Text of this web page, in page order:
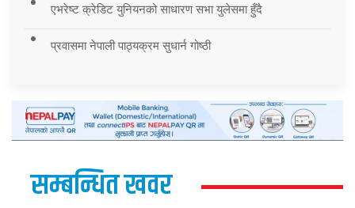
एभरेष्ट क्रेडिट युनियनको साधारण सभा युलेसमा हुँदै
प्रवासमा नेपाली पाठ्यक्रम सुधार्न गोष्ठी
सम्बन्धित खवर